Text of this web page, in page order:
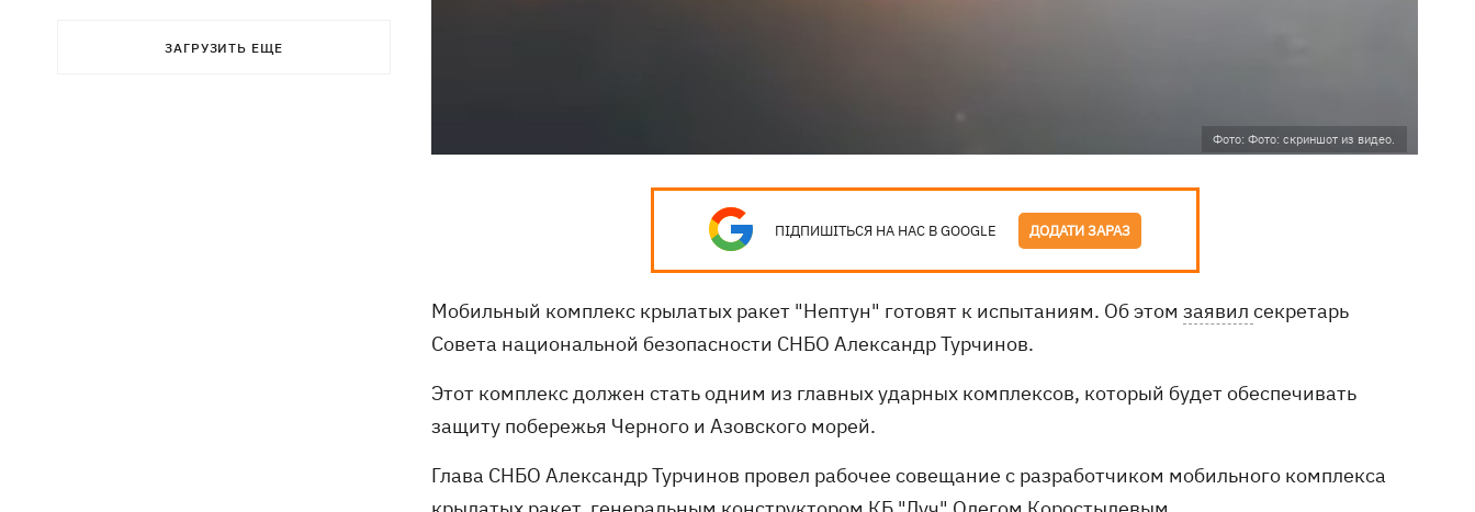
ЗАГРУЗИТЬ ЕЩЕ
Фото: Фото: скриншот из видео.
ПІДПИШІТЬСЯ НА НАС В GOOGLE ДОДАТИ ЗАРАЗ
Мобильный комплекс крылатых ракет "Нептун" готовят к испытаниям. Об этом заявил секретарь
Совета национальной безопасности СНБО Александр Турчинов.
Этот комплекс должен стать одним из главных ударных комплексов, который будет обеспечивать
защиту побережья Черного и Азовского морей.
Глава СНБО Александр Турчинов провел рабочее совещание с разработчиком мобильного комплекса